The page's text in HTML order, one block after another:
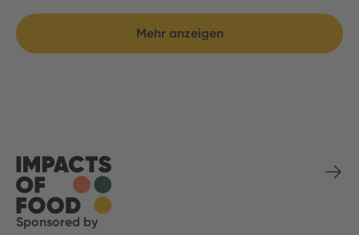
Mehr anzeigen
Sponsored by